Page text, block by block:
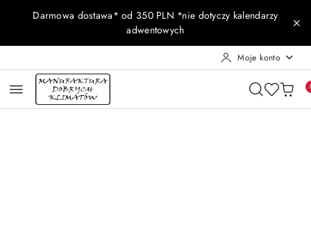
Przejdź do treści głównej
Przejdź do wyszukiwarki
Przejdź do moje konto
Przejdź do menu głównego
Przejdź do opisu produktu
Przejdź do stopki
Darmowa dostawa* od 350 PLN *nie dotyczy kalendarzy
adwentowych
Moje konto